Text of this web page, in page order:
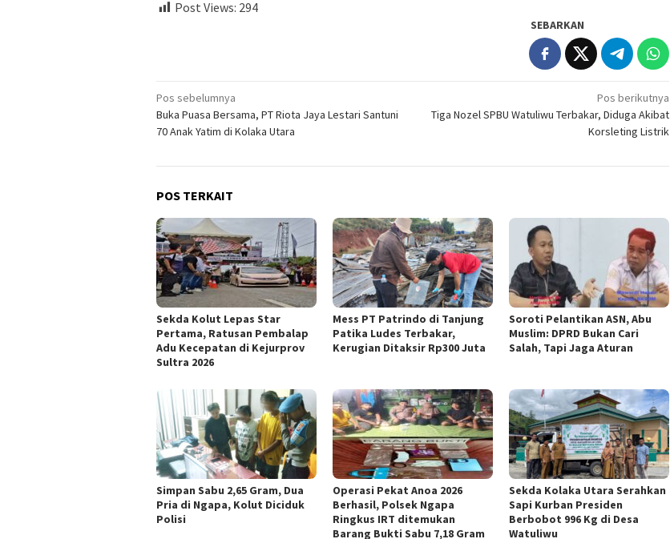
Post Views: 294
SEBARKAN
Navigasi
pos
Pos sebelumnya
Buka Puasa Bersama, PT Riota Jaya Lestari Santuni
70 Anak Yatim di Kolaka Utara
Pos berikutnya
Tiga Nozel SPBU Watuliwu Terbakar, Diduga Akibat
Korsleting Listrik
POS TERKAIT
Sekda Kolut Lepas Star
Pertama, Ratusan Pembalap
Adu Kecepatan di Kejurprov
Sultra 2026
Mess PT Patrindo di Tanjung
Patika Ludes Terbakar,
Kerugian Ditaksir Rp300 Juta
Soroti Pelantikan ASN, Abu
Muslim: DPRD Bukan Cari
Salah, Tapi Jaga Aturan
Simpan Sabu 2,65 Gram, Dua
Pria di Ngapa, Kolut Diciduk
Polisi
Operasi Pekat Anoa 2026
Berhasil, Polsek Ngapa
Ringkus IRT ditemukan
Barang Bukti Sabu 7,18 Gram
Sekda Kolaka Utara Serahkan
Sapi Kurban Presiden
Berbobot 996 Kg di Desa
Watuliwu